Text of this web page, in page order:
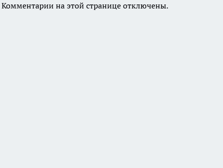
Комментарии на этой странице отключены.